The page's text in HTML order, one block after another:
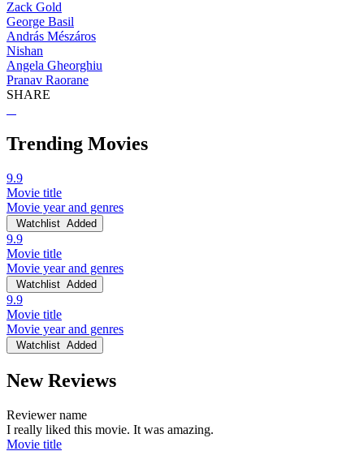
Zack Gold
George Basil
András Mészáros
Nishan
Angela Gheorghiu
Pranav Raorane
SHARE
Trending Movies
9.9
Movie title
Movie year and genres
Watchlist Added
9.9
Movie title
Movie year and genres
Watchlist Added
9.9
Movie title
Movie year and genres
Watchlist Added
New Reviews
Reviewer name
I really liked this movie. It was amazing.
Movie title